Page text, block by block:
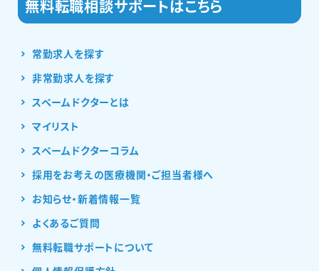
常勤求人を探す
非常勤求人を探す
スペームドクターとは
マイリスト
スペームドクターコラム
採用をお考えの医療機関・ご担当者様へ
お知らせ・新着情報一覧
よくあるご質問
無料転職サポートについて